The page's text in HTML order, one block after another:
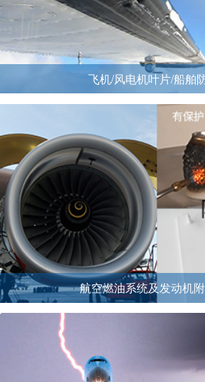
飞机/风电机叶片/船舶
航空燃油系统及发动机